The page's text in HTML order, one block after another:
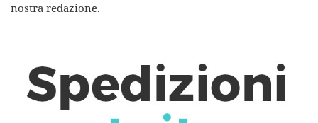
nostra redazione.